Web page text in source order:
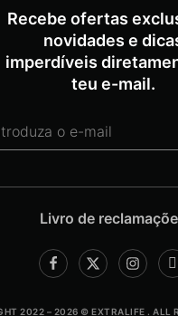
Recebe ofertas
novidades e
imperdíveis
teu e-mail.
Livro de
2022 – 2026 © EXTRALIFE . ALL